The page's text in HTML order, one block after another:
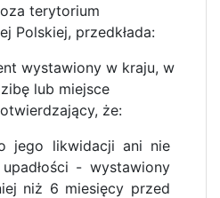
terytorium
Polskiej, przedkłada:
wystawiony w kraju, w
lub miejsce
że:
jego likwidacji ani nie
upadłości - wystawiony
niż 6 miesięcy przed